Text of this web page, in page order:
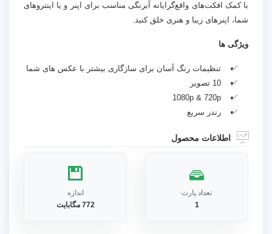
با کمک افکت‌های واقع‌گرایانه آبرنگی مناسب برای اپنر و یا اینتروهای
شما، اپنرهای زیبا و هنری خلق کنید.
ویژگی ها
تنظیمات رنگ آسان برای سازگاری بیشتر با عکس های شما
10 تصویر
1080p & 720p
رندر سریع
اطلاعات محصول
تعداد پارت
1
اندازه
772 مگابایت